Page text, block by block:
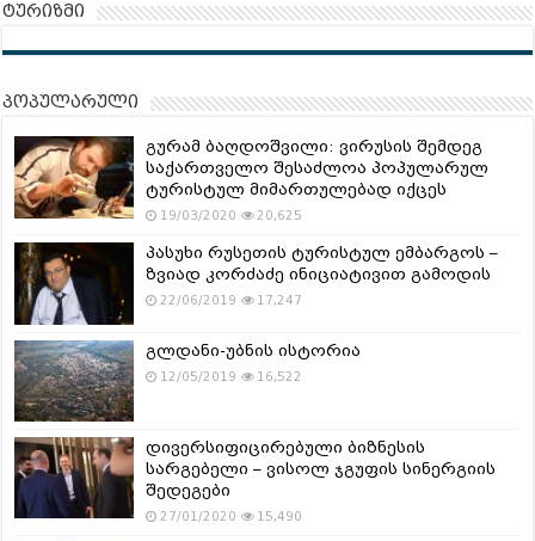
ტურიზმი
პოპულარული
გურამ ბაღდოშვილი: ვირუსის შემდეგ
საქართველო შესაძლოა პოპულარულ
ტურისტულ მიმართულებად იქცეს
19/03/2020 20,625
პასუხი რუსეთის ტურისტულ ემბარგოს –
ზვიად კორძაძე ინიციატივით გამოდის
22/06/2019 17,247
გლდანი-უბნის ისტორია
12/05/2019 16,522
დივერსიფიცირებული ბიზნესის
სარგებელი – ვისოლ ჯგუფის სინერგიის
შედეგები
27/01/2020 15,490